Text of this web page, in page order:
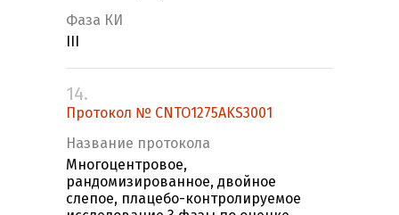
Фаза КИ
14.
Протокол № CNTO1275AKS3001
Название протокола
Многоцентровое,
рандомизированное, двойное
слепое, плацебо-контролируемое